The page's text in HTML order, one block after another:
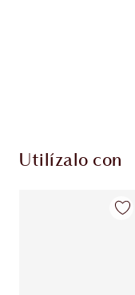
Utilízalo con